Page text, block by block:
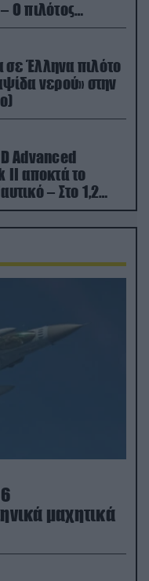
Ο πιλότος
Έλληνα πιλότο
νερού» στην
Advanced
II αποκτά το
– Στο 1,2
κόστος
μαχητικά